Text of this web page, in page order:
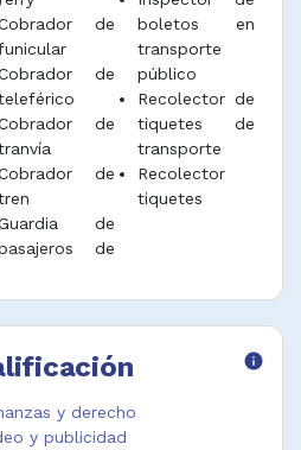
de
de
de
de
de
de
boletos en
transporte
público
Recolector de
tiquetes de
transporte
Recolector
tiquetes
info
y derecho
y publicidad